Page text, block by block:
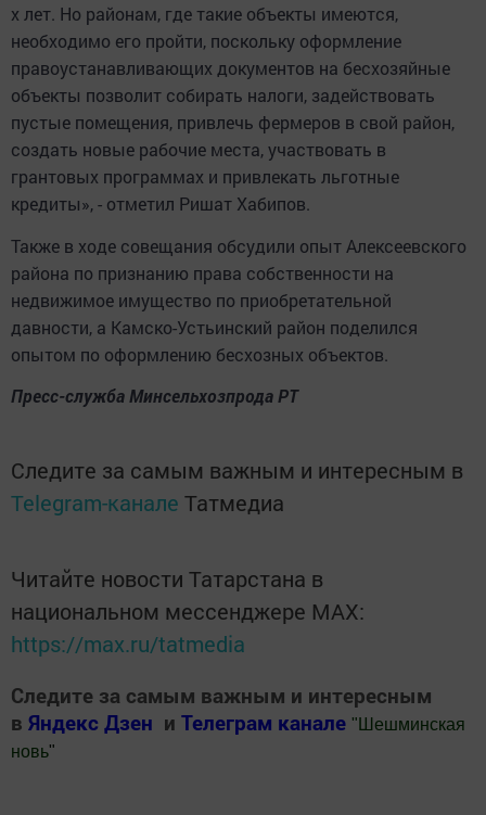
х лет. Но районам, где такие объекты имеются,
необходимо его пройти, поскольку оформление
правоустанавливающих документов на бесхозяйные
объекты позволит собирать налоги, задействовать
пустые помещения, привлечь фермеров в свой район,
создать новые рабочие места, участвовать в
грантовых программах и привлекать льготные
кредиты», - отметил Ришат Хабипов.
Также в ходе совещания обсудили опыт Алексеевского
района по признанию права собственности на
недвижимое имущество по приобретательной
давности, а Камско-Устьинский район поделился
опытом по оформлению бесхозных объектов.
Пресс-служба Минсельхозпрода РТ
Следите за самым важным и интересным в
Telegram-канале Татмедиа
Читайте новости Татарстана в
национальном мессенджере MАХ:
https://max.ru/tatmedia
Следите за самым важным и интересным
в Яндекс Дзен и Телеграм канале " Шешминская
новь"